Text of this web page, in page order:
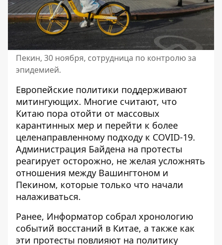
Пекин, 30 ноября, сотрудница по контролю за
эпидемией.
Европейские политики поддерживают
митингующих. Многие считают, что
Китаю пора отойти от массовых
карантинных мер и перейти к более
целенаправленному подходу к COVID-19.
Администрация Байдена на протесты
реагирует осторожно, не желая усложнять
отношения между Вашингтоном и
Пекином, которые только что начали
налаживаться.
Ранее, Информатор собрал хронологию
событий восстаний в Китае, а также как
эти протесты повлияют на политику